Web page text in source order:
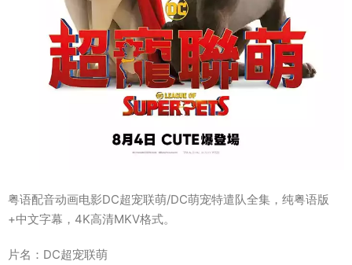
粤语配音动画电影DC超宠联萌/DC萌宠特遣队全集，纯粤语版
+中文字幕，4K高清MKV格式。
片名：DC超宠联萌